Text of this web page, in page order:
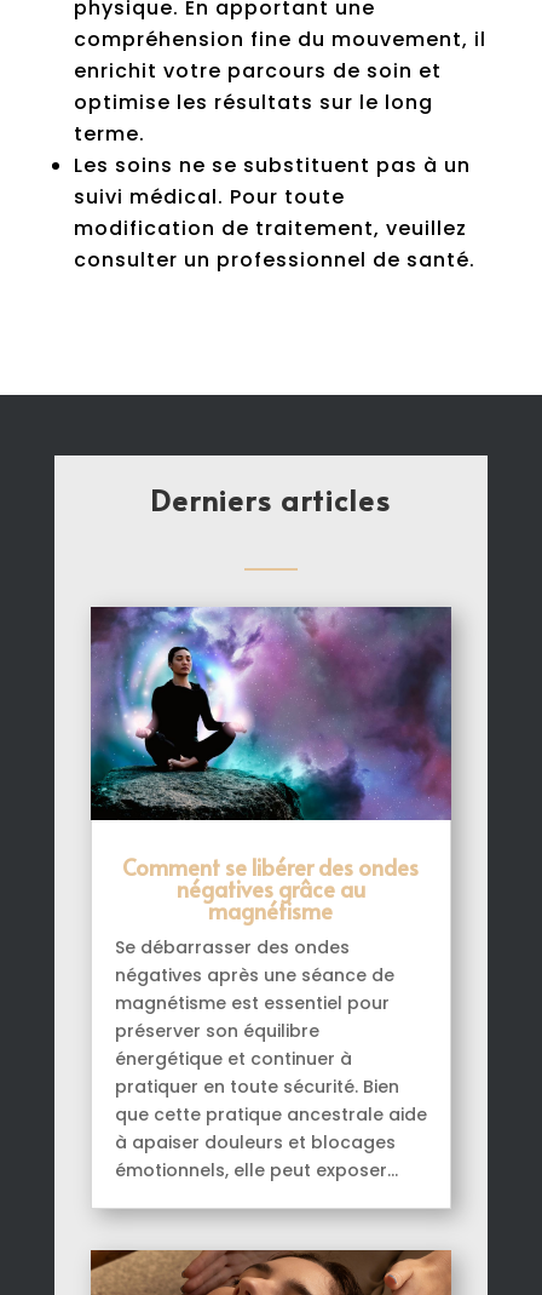
physique. En apportant une
compréhension fine du mouvement, il
enrichit votre parcours de soin et
optimise les résultats sur le long
terme.
Les soins ne se substituent pas à un
suivi médical. Pour toute
modification de traitement, veuillez
consulter un professionnel de santé.
Derniers articles
Comment se libérer des ondes
négatives grâce au
magnétisme
Se débarrasser des ondes
négatives après une séance de
magnétisme est essentiel pour
préserver son équilibre
énergétique et continuer à
pratiquer en toute sécurité. Bien
que cette pratique ancestrale aide
à apaiser douleurs et blocages
émotionnels, elle peut exposer...